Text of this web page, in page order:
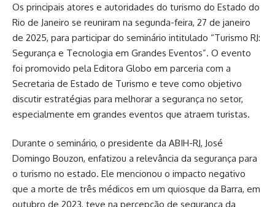
Os principais atores e autoridades do turismo do Estado do
Rio de Janeiro se reuniram na segunda-feira, 27 de janeiro
de 2025, para participar do seminário intitulado “Turismo RJ:
Segurança e Tecnologia em Grandes Eventos”. O evento
foi promovido pela Editora Globo em parceria com a
Secretaria de Estado de Turismo e teve como objetivo
discutir estratégias para melhorar a segurança no setor,
especialmente em grandes eventos que atraem turistas.
Durante o seminário, o presidente da ABIH-RJ, José
Domingo Bouzon, enfatizou a relevância da segurança para
o turismo no estado. Ele mencionou o impacto negativo
que a morte de três médicos em um quiosque da Barra, em
outubro de 2023, teve na percepção de segurança da